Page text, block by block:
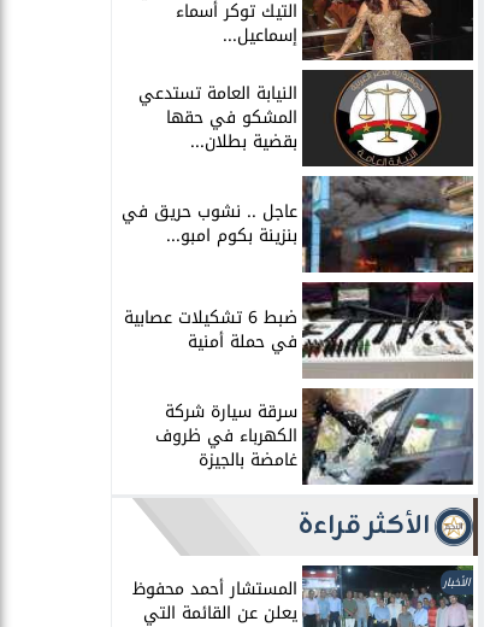
التيك توكر أسماء
إسماعيل...
النيابة العامة تستدعي
المشكو في حقها
بقضية بطلان...
عاجل .. نشوب حريق في
بنزينة بكوم امبو...
ضبط 6 تشكيلات عصابية
في حملة أمنية
سرقة سيارة شركة
الكهرباء في ظروف
غامضة بالجيزة
الأكثر قراءة
الأخبار المستشار أحمد محفوظ
يعلن عن القائمة التي